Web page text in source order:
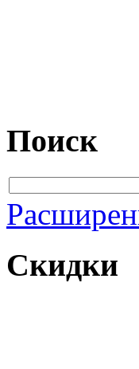
Поиск
Скидки